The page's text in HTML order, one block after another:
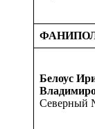
Белоус
Северный